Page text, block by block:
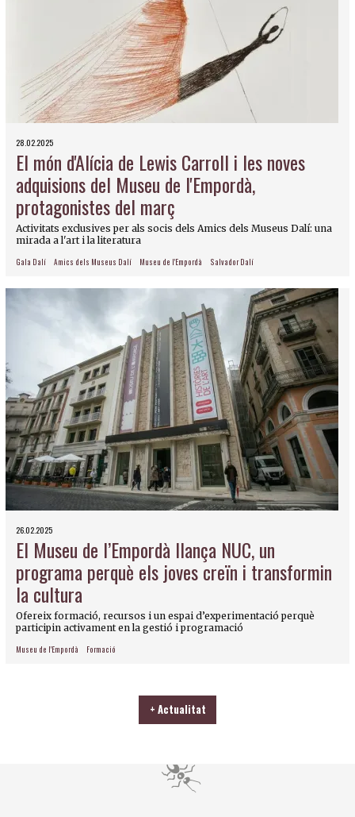
28.02.2025
El món d'Alícia de Lewis Carroll i les noves
adquisions del Museu de l'Empordà,
protagonistes del març
Activitats exclusives per als socis dels Amics dels Museus Dalí: una
mirada a l'art i la literatura
Gala Dalí Amics dels Museus Dalí Museu de l'Empordà Salvador Dalí
26.02.2025
El Museu de l’Empordà llança NUC, un
programa perquè els joves creïn i transformin
la cultura
Ofereix formació, recursos i un espai d’experimentació perquè
participin activament en la gestió i programació
Museu de l'Empordà Formació
+ Actualitat